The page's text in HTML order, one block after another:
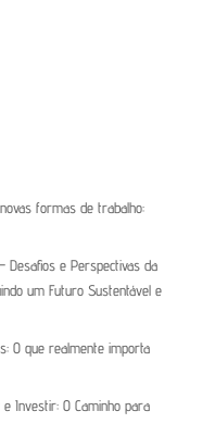
formas de trabalho:
Desafios e Perspectivas da
um Futuro Sustentável e
O que realmente importa
Investir: O Caminho para